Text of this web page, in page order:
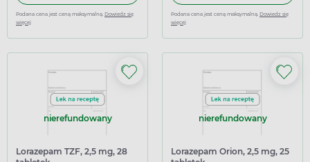
Podana cena jest ceną maksymalną. Dowiedz się
więcej
Podana cena jest ceną maksymalną. Dowiedz się
więcej
nierefundowany
Lorazepam TZF, 2,5 mg, 28
nierefundowany
Lorazepam Orion, 2,5 mg, 25